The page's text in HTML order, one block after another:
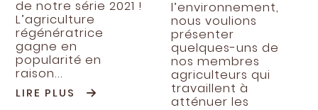
de notre série 2021 !
L’agriculture
régénératrice
gagne en
popularité en
raison...
LIRE PLUS
l’environnement,
nous voulions
présenter
quelques-uns de
nos membres
agriculteurs qui
travaillent à
atténuer les